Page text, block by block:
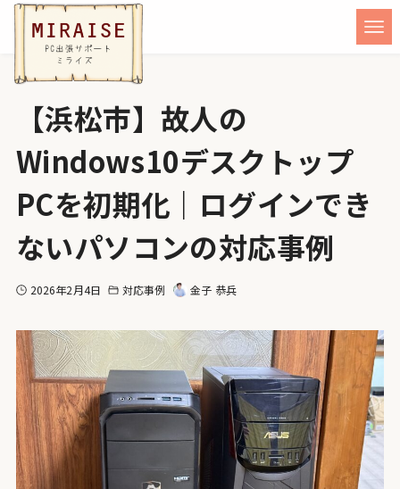
【浜松市】故人の
Windows10デスクトップ
PCを初期化｜ログインでき
ないパソコンの対応事例
2026年2月4日 対応事例 金子 恭兵